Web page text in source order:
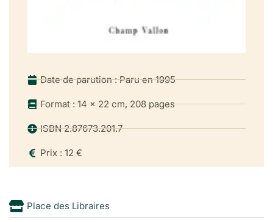
Date de parution : Paru en 1995
Format : 14 x 22 cm, 208 pages
ISBN 2.87673.201.7
Prix : 12 €
Place des Libraires